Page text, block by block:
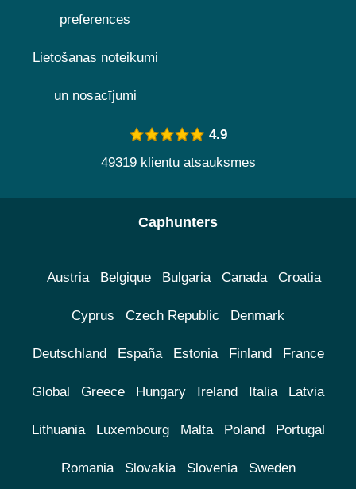
preferences
Lietošanas noteikumi
un nosacījumi
4.9
49319 klientu atsauksmes
Caphunters
Austria Belgique Bulgaria Canada Croatia
Cyprus Czech Republic Denmark
Deutschland España Estonia Finland France
Global Greece Hungary Ireland Italia Latvia
Lithuania Luxembourg Malta Poland Portugal
Romania Slovakia Slovenia Sweden